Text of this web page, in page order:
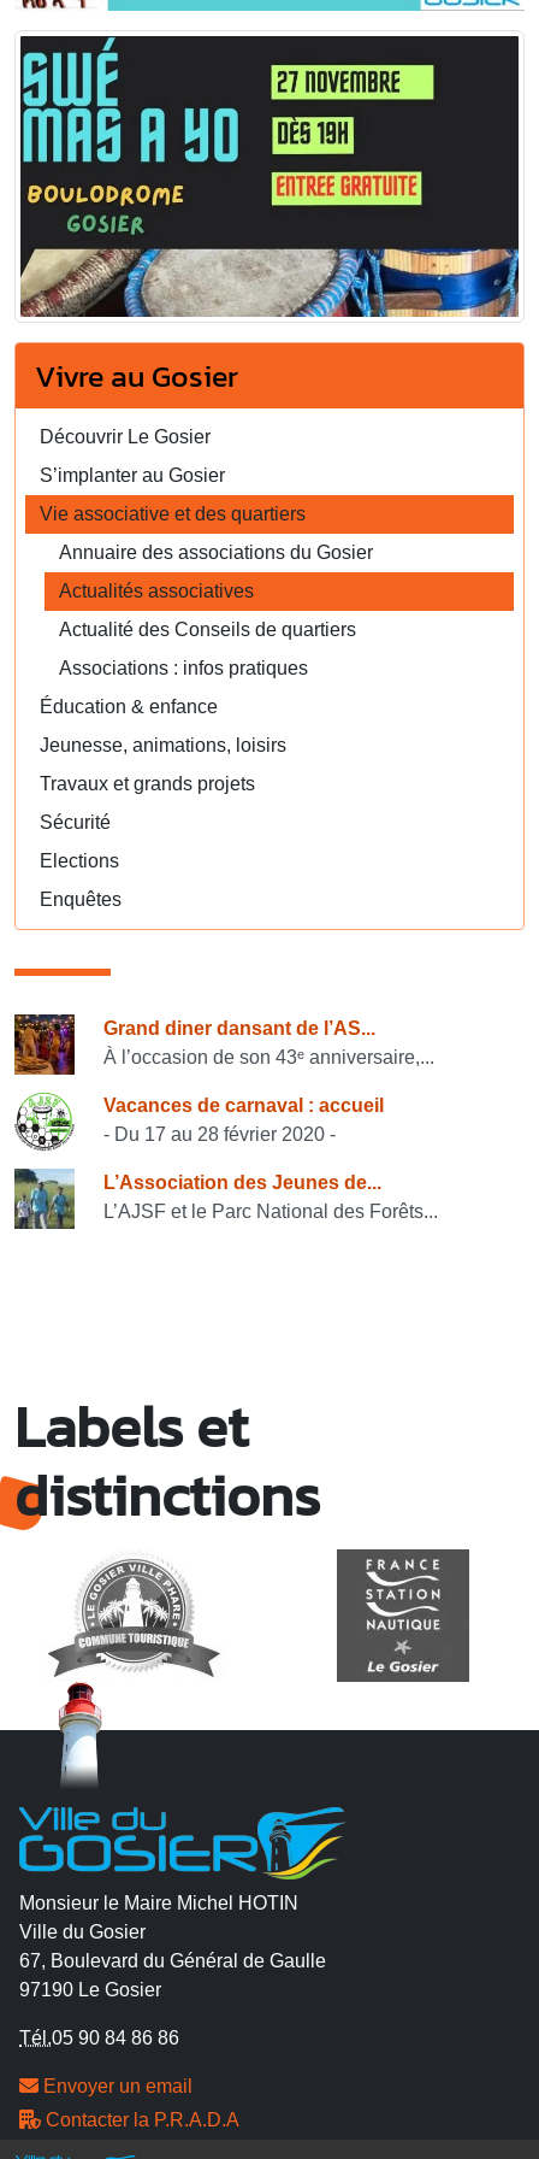
Vivre au Gosier
Découvrir Le Gosier
S’implanter au Gosier
Vie associative et des quartiers
Annuaire des associations du Gosier
Actualités associatives
Actualité des Conseils de quartiers
Associations : infos pratiques
Éducation & enfance
Jeunesse, animations, loisirs
Travaux et grands projets
Sécurité
Elections
Enquêtes
Consulter également
Grand diner dansant de l’AS...
À l’occasion de son 43ᵉ anniversaire,...
Vacances de carnaval : accueil
- Du 17 au 28 février 2020 -
L’Association des Jeunes de...
L’AJSF et le Parc National des Forêts...
Labels et
distinctions
Monsieur le Maire Michel HOTIN
Ville du Gosier
67, Boulevard du Général de Gaulle
97190 Le Gosier
Tél.05 90 84 86 86
Envoyer un email
Contacter la P.R.A.D.A
Contactez le délégué à la protection des données